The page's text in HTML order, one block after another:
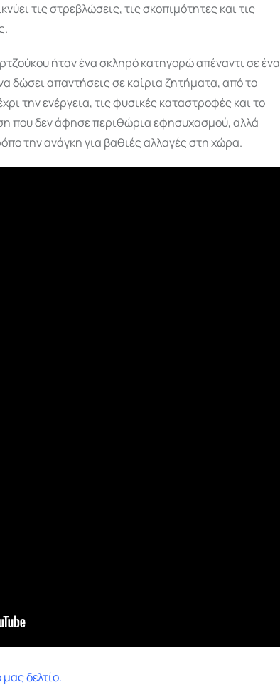
τις στρεβλώσεις, τις σκοπιμότητες και τις
ήταν ένα σκληρό κατηγορώ απέναντι σε ένα
δώσει απαντήσεις σε καίρια ζητήματα, από το
την ενέργεια, τις φυσικές καταστροφές και το
που δεν άφησε περιθώρια εφησυχασμού, αλλά
την ανάγκη για βαθιές αλλαγές στη χώρα.
δελτίο.